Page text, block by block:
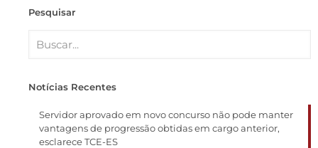
Pesquisar
Notícias Recentes
Servidor aprovado em novo concurso não pode manter
vantagens de progressão obtidas em cargo anterior,
esclarece TCE-ES